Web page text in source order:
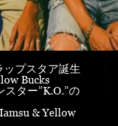
ップスタア誕生
Bucks
ター”K.O.”の
& Yellow